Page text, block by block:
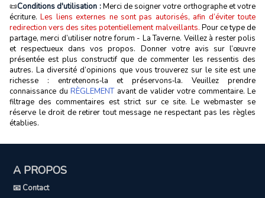
📜Conditions d'utilisation :Merci de soigner votre orthographe et votre
écriture.Les liens externes ne sont pas autorisés, afin d’éviter toute
redirection vers des sites potentiellement malveillants. Pour ce type de
partage, merci d’utiliser notre forum - La Taverne. Veillez à rester polis
et respectueux dans vos propos. Donner votre avis sur l’œuvre
présentée est plus constructif que de commenter les ressentis des
autres. La diversité d’opinions que vous trouverez sur le site est une
richesse : entretenons‑la et préservons‑la. Veuillez prendre
connaissance du RÈGLEMENTavant de valider votre commentaire. Le
filtrage des commentaires est strict sur ce site. Le webmaster se
réserve le droit de retirer tout message ne respectant pas les règles
établies.
A PROPOS
📧 Contact